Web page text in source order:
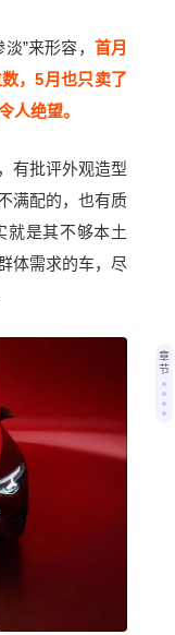
”来形容， 首月
，5月也只卖了
人绝望。
有批评外观造型
满配的，也有质
就是其不够本土
体需求的车，尽
章
节